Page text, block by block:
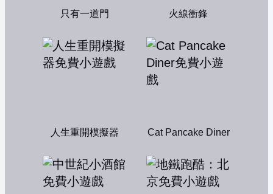
只有一道門 火線衝鋒
人生重開模擬器 Cat Pancake Diner